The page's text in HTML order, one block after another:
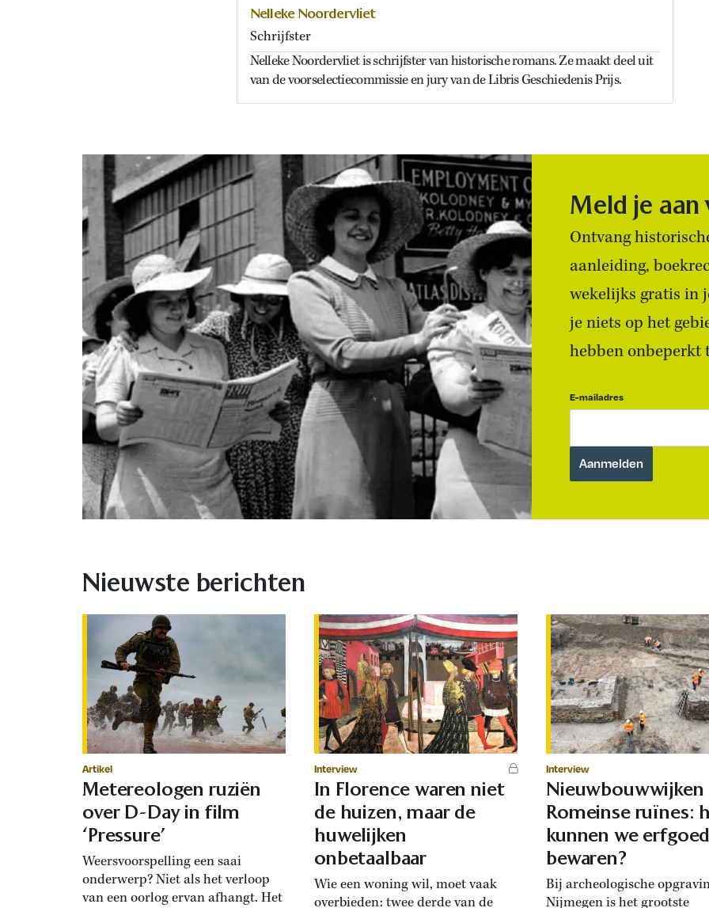
Nelleke Noordervliet
Schrijfster
Nelleke Noordervliet is schrijfster van historische romans. Ze maakt deel uit
van de voorselectiecommissie en jury van de Libris Geschiedenis Prijs.
Meld je
Ontvang
aanleiding,
wekelijks gratis in
je niets op het
hebben onbeperkt
E-mailadres
Nieuwste berichten
Artikel
Metereologen ruziën
over D-Day in film
‘Pressure’
Weersvoorspelling een saai
onderwerp? Niet als het verloop
van een oorlog ervan afhangt. Het
Interview
In Florence waren niet
de huizen, maar de
huwelijken
onbetaalbaar
Wie een woning wil, moet vaak
overbieden: twee derde van de
Interview
Nieuwbouwwijken
Romeinse ruïnes:
kunnen we
bewaren?
Bij archeologische
Nijmegen is het grootste